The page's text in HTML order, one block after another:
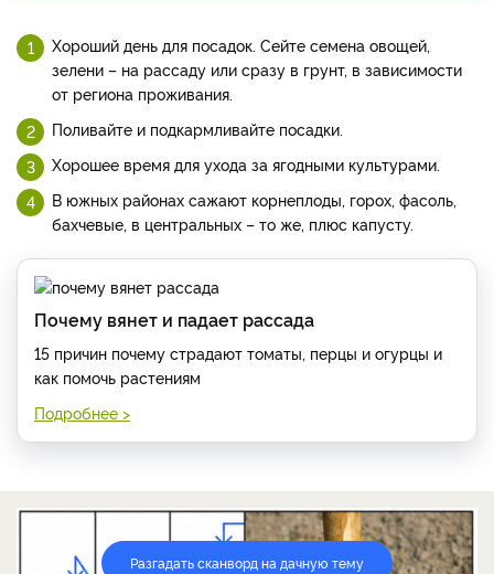
Хороший день для посадок. Сейте семена овощей,
зелени – на рассаду или сразу в грунт, в зависимости
от региона проживания.
Поливайте и подкармливайте посадки.
Хорошее время для ухода за ягодными культурами.
В южных районах сажают корнеплоды, горох, фасоль,
бахчевые, в центральных – то же, плюс капусту.
Почему вянет и падает рассада
15 причин почему страдают томаты, перцы и огурцы и
как помочь растениям
Подробнее >
Разгадать сканворд на дачную тему